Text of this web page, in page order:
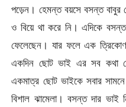
পড়েন। হেমন্ত বয়সে বসন্ত বাবুর
ও বিয়ে থা করে নি। এদিকে
ফেলেছেন। যার ফলে এক
একদিন ছোট ভাই এর সব কথা
একমাত্র ছোট ভাইকে সবার
বিশাল ঝামেলা। বসন্ত দার ভাই